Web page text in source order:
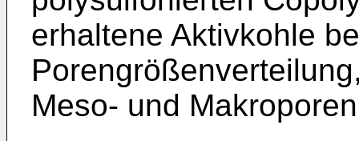
erhaltene Aktivkohle
Meso- und